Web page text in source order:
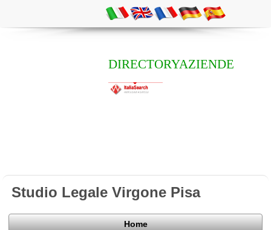
DIRECTORYAZIENDE
Studio Legale Virgone Pisa
Home